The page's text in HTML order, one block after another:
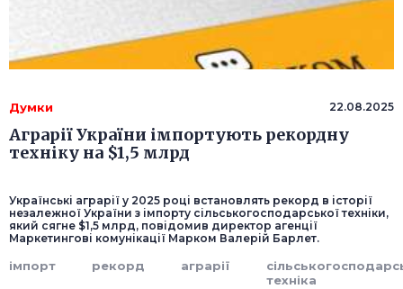
Думки 22.08.2025
Аграрії України імпортують рекордну
техніку на $1,5 млрд
Українські аграрії у 2025 році встановлять рекорд в історії
незалежної України з імпорту сільськогосподарської техніки,
який сягне $1,5 млрд, повідомив директор агенції
Маркетингові комунікації Марком Валерій Барлет.
імпорт рекорд аграрії
техніка